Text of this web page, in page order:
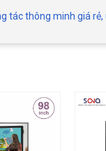
tác thông minh giá rẻ,